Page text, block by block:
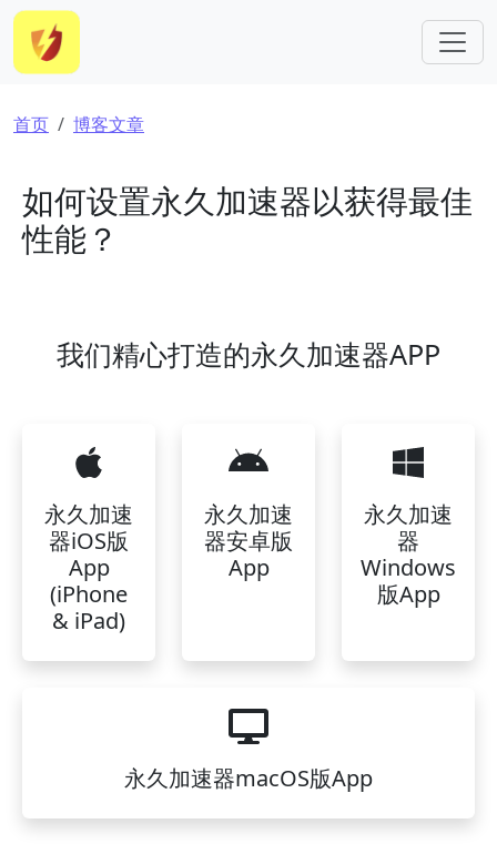
跳转到主要内容
面包屑
首页 博客文章
如何设置永久加速器以获得最佳
性能？
我们精心打造的永久加速器APP
永久加速
器iOS版
App
(iPhone
& iPad)
永久加速
器安卓版
App
永久加速
器
Windows
版App
永久加速器macOS版App